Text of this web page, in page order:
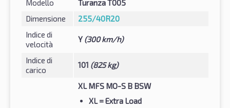
Modello
Turanza T005
Dimensione
255/40R20
Indice di
velocità
Y (300 km/h)
Indice di
carico
101 (825 kg)
XL MFS MO-S B BSW
XL= Extra Load